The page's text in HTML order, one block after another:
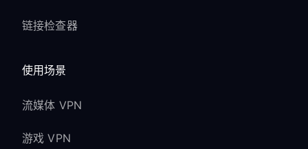
链接检查器
使用场景
流媒体 VPN
游戏 VPN